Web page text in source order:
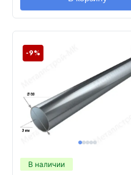
В наличии
-9%